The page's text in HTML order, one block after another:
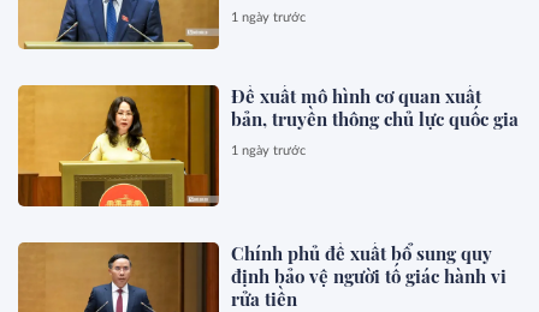
1 ngày trước
Đề xuất mô hình cơ quan xuất
bản, truyền thông chủ lực quốc gia
1 ngày trước
Chính phủ đề xuất bổ sung quy
định bảo vệ người tố giác hành vi
rửa tiền